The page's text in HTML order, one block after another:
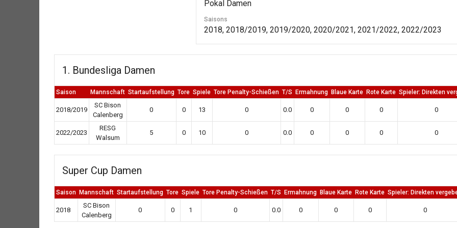
Pokal Damen
Saisons
2018, 2018/2019, 2019/2020, 2020/2021, 2021/2022, 2022/2023
1. Bundesliga Damen
Saison Mannschaft Startaufstellung Tore Spiele Tore Penalty-Schießen T/S Ermahnung Blaue Karte Rote Karte Spieler: Direkten
2018/2019
SC Bison
Calenberg
0 0 13 0 0.0 0 0 0 0
2022/2023
RESG
Walsum
5 0 10 0 0.0 0 0 0 0
Super Cup Damen
Saison Mannschaft Startaufstellung Tore Spiele Tore Penalty-Schießen T/S Ermahnung Blaue Karte Rote Karte Spieler: Direkten
2018
SC Bison
Calenberg
0 0 1 0 0.0 0 0 0 0